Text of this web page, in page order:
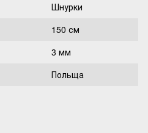
Шнурки
150 см
3 мм
Польща